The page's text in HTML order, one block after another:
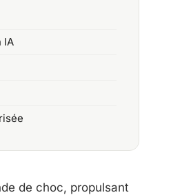
IA
de choc, propulsant